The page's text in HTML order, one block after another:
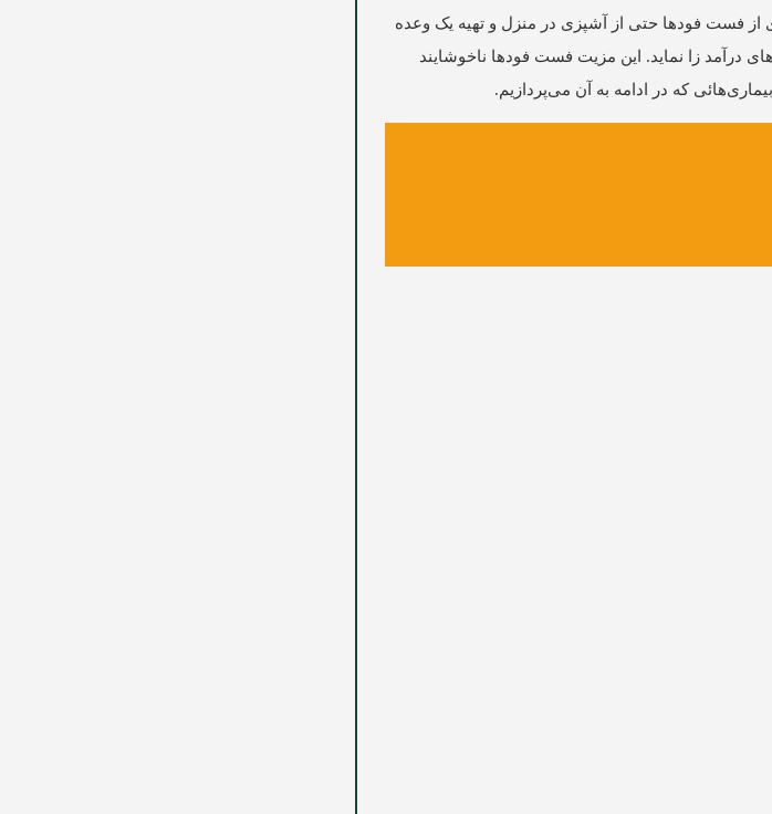
از فست فودها حتی از آشپزی در منزل و تهیه یک وعده
درآمد زا نماید. این مزیت فست فودها ناخوشایند
که در ادامه به آن می‌‌پردازیم.